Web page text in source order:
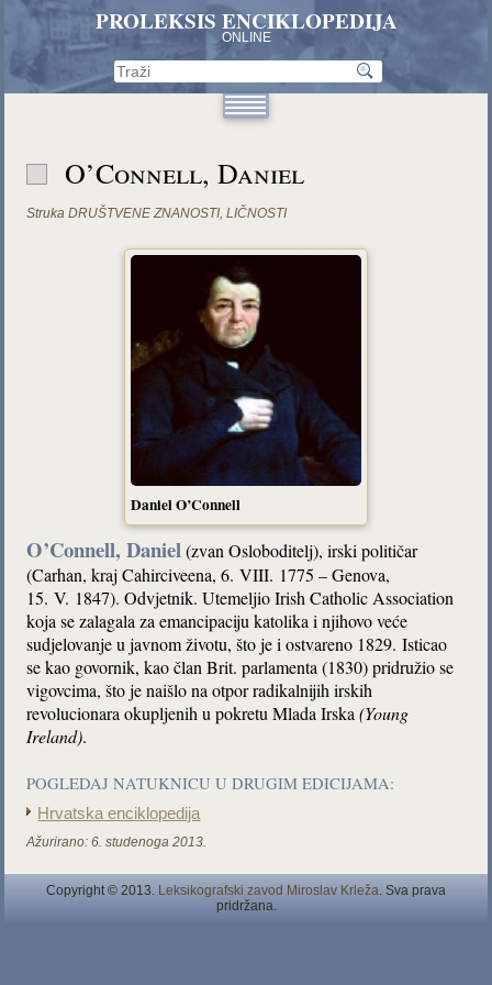
PROLEKSIS ENCIKLOPEDIJA
ONLINE
O’Connell, Daniel
Struka DRUŠTVENE ZNANOSTI,LIČNOSTI
Daniel O’Connell
O’Connell, Daniel(zvan Osloboditelj), irski političar
(Carhan, kraj Cahirciveena, 6. VIII. 1775 – Genova,
15. V. 1847). Odvjetnik. Utemeljio Irish Catholic Association
koja se zalagala za emancipaciju katolika i njihovo veće
sudjelovanje u javnom životu, što je i ostvareno 1829. Isticao
se kao govornik, kao član Brit. parlamenta (1830) pridružio se
vigovcima, što je naišlo na otpor radikalnijih irskih
revolucionara okupljenih u pokretu Mlada Irska(Young
Ireland).
POGLEDAJ NATUKNICU U DRUGIM EDICIJAMA:
Hrvatska enciklopedija
Ažurirano: 6. studenoga 2013.
Copyright © 2013. Leksikografski zavod Miroslav Krleža. Sva prava
pridržana.